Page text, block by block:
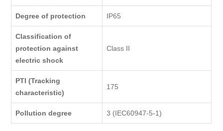
Degree of protection IP65
Classification of
protection against
electric shock
Class II
PTI (Tracking
characteristic)
175
Pollution degree 3 (IEC60947-5-1)